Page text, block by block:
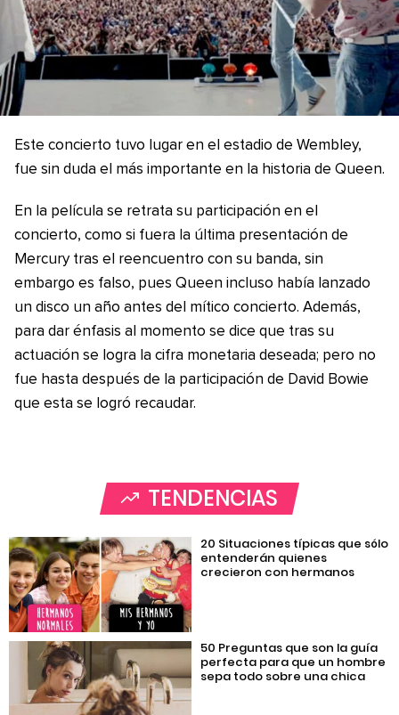
Este concierto tuvo lugar en el estadio de Wembley,
fue sin duda el más importante en la historia de Queen.
En la película se retrata su participación en el
concierto, como si fuera la última presentación de
Mercury tras el reencuentro con su banda, sin
embargo es falso, pues Queen incluso había lanzado
un disco un año antes del mítico concierto. Además,
para dar énfasis al momento se dice que tras su
actuación se logra la cifra monetaria deseada; pero no
fue hasta después de la participación de David Bowie
que esta se logró recaudar.
TENDENCIAS
20 Situaciones típicas que sólo
entenderán quienes
crecieron con hermanos
50 Preguntas que son la guía
perfecta para que un hombre
sepa todo sobre una chica